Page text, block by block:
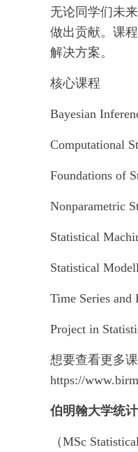
无论同学们未
做出贡献。课
解决方案。
核心课程
Bayesian
Computational
Foundations of
Nonparametric
Statistical
Statistical
Time Series and
Project in
想要查看更多
https://
伯明翰大学统
（MSc